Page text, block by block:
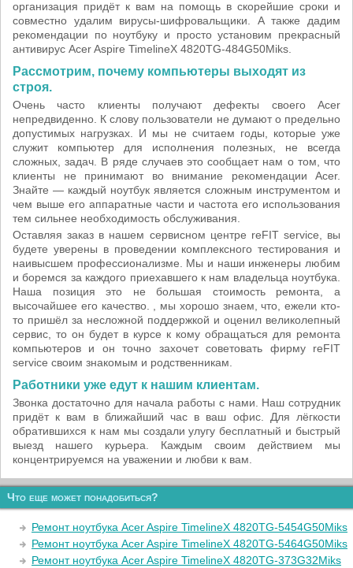
организация придёт к вам на помощь в скорейшие сроки и
совместно удалим вирусы-шифровальщики. А также дадим
рекомендации по ноутбуку и просто установим прекрасный
антивирус Acer Aspire TimelineX 4820TG-484G50Miks.
Рассмотрим, почему компьютеры выходят из
строя.
Очень часто клиенты получают дефекты своего Acer
непредвиденно. К слову пользователи не думают о предельно
допустимых нагрузках. И мы не считаем годы, которые уже
служит компьютер для исполнения полезных, не всегда
сложных, задач. В ряде случаев это сообщает нам о том, что
клиенты не принимают во внимание рекомендации Acer.
Знайте — каждый ноутбук является сложным инструментом и
чем выше его аппаратные части и частота его использования
тем сильнее необходимость обслуживания.
Оставляя заказ в нашем сервисном центре reFIT service, вы
будете уверены в проведении комплексного тестирования и
наивысшем профессионализме. Мы и наши инженеры любим
и боремся за каждого приехавшего к нам владельца ноутбука.
Наша позиция это не большая стоимость ремонта, а
высочайшее его качество. , мы хорошо знаем, что, ежели кто-
то пришёл за несложной поддержкой и оценил великолепный
сервис, то он будет в курсе к кому обращаться для ремонта
компьютеров и он точно захочет советовать фирму reFIT
service своим знакомым и родственникам.
Работники уже едут к нашим клиентам.
Звонка достаточно для начала работы с нами. Наш сотрудник
придёт к вам в ближайший час в ваш офис. Для лёгкости
обратившихся к нам мы создали улугу бесплатный и быстрый
выезд нашего курьера. Каждым своим действием мы
концентрируемся на уважении и любви к вам.
Что еще может понадобиться?
Ремонт ноутбука Acer Aspire TimelineX 4820TG-5454G50Miks
Ремонт ноутбука Acer Aspire TimelineX 4820TG-5464G50Miks
Ремонт ноутбука Acer Aspire TimelineX 4820TG-373G32Miks